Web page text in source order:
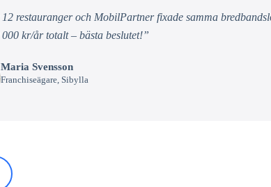
restauranger och MobilPartner fixade samma
kr/år totalt – bästa beslutet!”
Maria Svensson
Franchiseägare, Sibylla